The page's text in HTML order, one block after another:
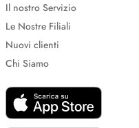
Il nostro Servizio
Le Nostre Filiali
Nuovi clienti
Chi Siamo